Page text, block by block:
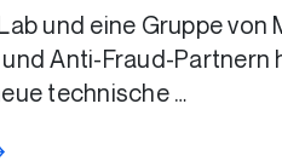
und eine Gruppe von
Anti-Fraud-Partnern
technische …